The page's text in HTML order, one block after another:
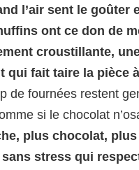
l’air sent le goûter
ont ce don de
croustillante,
qui fait taire la pièce
de fournées restent
si le chocolat
plus chocolat, plus
stress qui